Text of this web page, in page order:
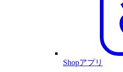
Shopアプリ